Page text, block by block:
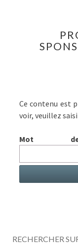
Ce contenu est
voir, veuillez
Mot
RECHERCHER